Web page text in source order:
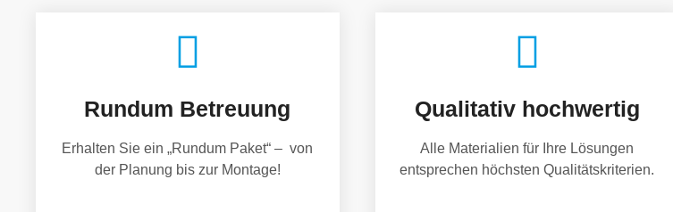
Rundum Betreuung
Erhalten Sie ein „Rundum Paket“ – von
der Planung bis zur Montage!
Qualitativ hochwertig
Alle Materialien für Ihre Lösungen
entsprechen höchsten Qualitätskriterien.